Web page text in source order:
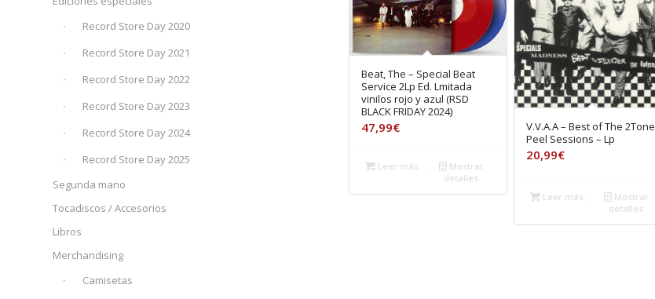
Beat, The – Special Beat
Service 2Lp Ed. Lmitada
vinilos rojo y azul (RSD
BLACK FRIDAY 2024)
47,99€
Leer más
Mostrar
detalles
V.V.A.A – Best of The 2Tone
Peel Sessions – Lp
20,99€
Leer más
Mostrar
detalles
Record Store Day 2020
Record Store Day 2021
Record Store Day 2022
Record Store Day 2023
Record Store Day 2024
Record Store Day 2025
Segunda mano
Tocadiscos / Accesorios
Libros
Merchandising
Camisetas